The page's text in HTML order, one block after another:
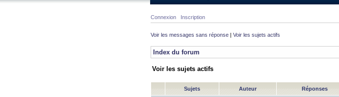
Connexion Inscription
Voir les messages sans réponse | Voir les sujets actifs
Index du forum
Voir les sujets actifs
Sujets Auteur Réponses